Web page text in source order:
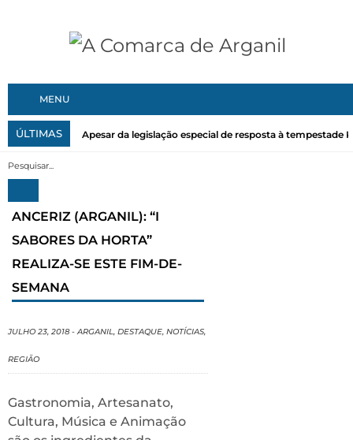
MENU
ÚLTIMAS Apesar da legislação especial de resposta à tempestade
ANCERIZ (ARGANIL): “I
SABORES DA HORTA”
REALIZA-SE ESTE FIM-DE-
SEMANA
JULHO 23, 2018 -ARGANIL, DESTAQUE, NOTÍCIAS,
REGIÃO
Gastronomia, Artesanato,
Cultura, Música e Animação